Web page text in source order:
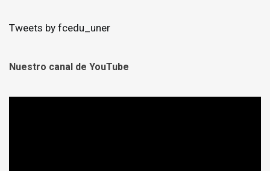
Tweets by fcedu_uner
Nuestro canal de YouTube